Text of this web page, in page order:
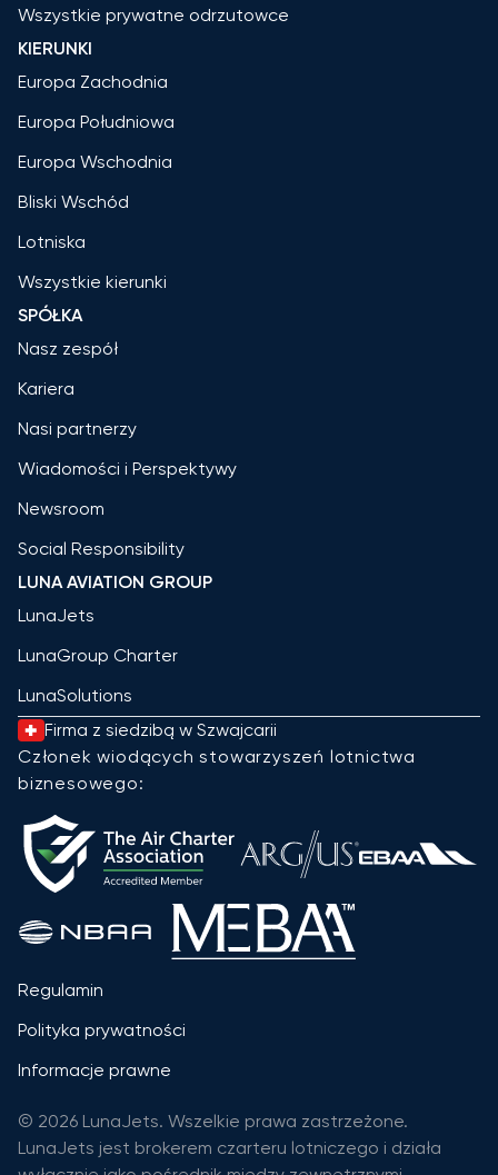
Wszystkie prywatne odrzutowce
KIERUNKI
Europa Zachodnia
Europa Południowa
Europa Wschodnia
Bliski Wschód
Lotniska
Wszystkie kierunki
SPÓŁKA
Nasz zespół
Kariera
Nasi partnerzy
Wiadomości i Perspektywy
Newsroom
Social Responsibility
LUNA AVIATION GROUP
LunaJets
LunaGroup Charter
LunaSolutions
Firma z siedzibą w Szwajcarii
Członek wiodących stowarzyszeń lotnictwa
biznesowego:
Regulamin
Polityka prywatności
Informacje prawne
© 2026 LunaJets. Wszelkie prawa zastrzeżone.
LunaJets jest brokerem czarteru lotniczego i działa